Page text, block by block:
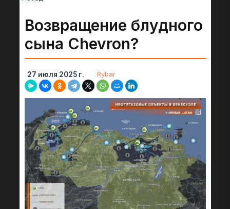
Возвращение блудного
сына Chevron?
27 июля 2025 г. Rybar